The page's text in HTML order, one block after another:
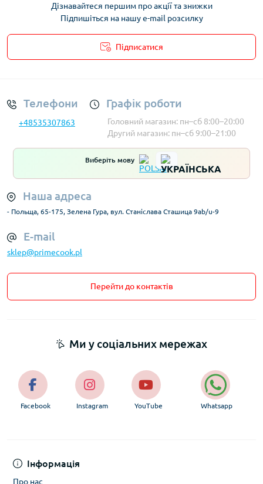
Дізнавайтеся першим про акції та знижки
Підпишіться на нашу e-mail розсилку
Підписатися
Телефони
+48535307863
Графік роботи
Головний магазин: пн–сб 8:00–20:00
Другий магазин: пн–сб 9:00–21:00
Виберіть мову
Наша адреса
- Польща, 65-175, Зелена Гура, вул. Станіслава Сташица 9ab/u-9
E-mail
sklep@primecook.pl
Перейти до контактів
Інформація
Про нас
Ми у соціальних мережах
Facebook Instagram YouTube Whatsapp